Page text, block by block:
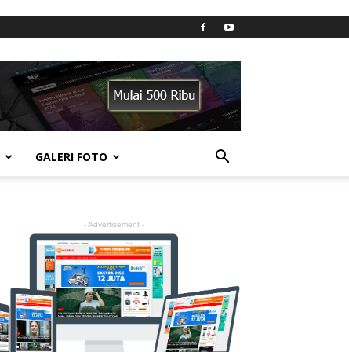
GALERI FOTO
- Advertisement -